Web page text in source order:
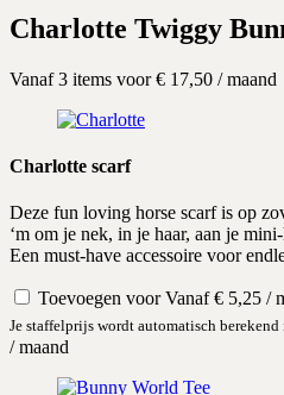
Charlotte Twiggy
Vanaf 3 items voor€ 17,50 / maand
Charlotte scarf
Deze fun loving horse scarf is op
‘m om je nek, in je haar, aan je
Een must-have accessoire voor
Toevoegen voorVanaf€ 5,25 /
Je staffelprijs wordt automatisch
/ maand